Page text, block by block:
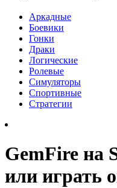
Аркадные
Боевики
Гонки
Драки
Логические
Ролевые
Симуляторы
Спортивные
Стратегии
GemFire на
или играть